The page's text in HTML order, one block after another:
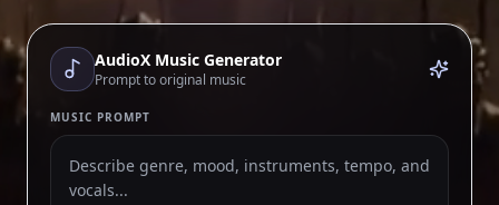
AudioX Music Generator
Prompt to original music
MUSIC PROMPT